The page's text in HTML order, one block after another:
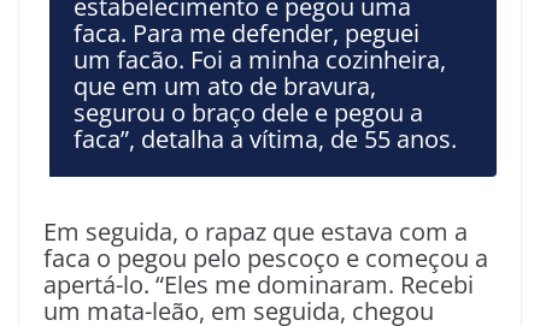
faca. Para me defender, peguei
um facão. Foi a minha cozinheira,
que em um ato de bravura,
segurou o braço dele e pegou a
faca”, detalha a vítima, de 55 anos.
Em seguida, o rapaz que estava com a
faca o pegou pelo pescoço e começou a
apertá-lo. “Eles me dominaram. Recebi
um mata-leão, em seguida, chegou